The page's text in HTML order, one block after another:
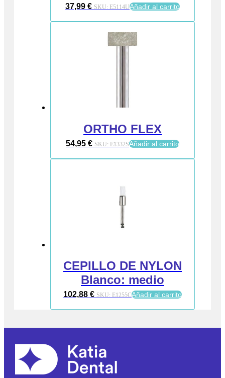
37,99 € SKU: E5114UAñadir al carrito
ORTHO FLEX
54,95 € SKU: E1332SAñadir al carrito
CEPILLO DE NYLON
Blanco: medio
102,88 € SKU: E1255CAñadir al carrito